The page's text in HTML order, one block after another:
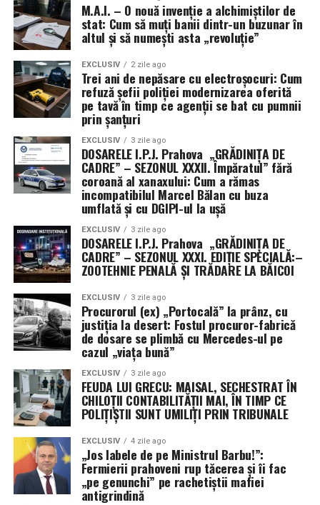
M.A.I. – O nouă invenție a alchimiștilor de
stat: Cum să muți banii dintr-un buzunar în
altul și să numești asta „revoluție”
EXCLUSIV 2 zile ago
Trei ani de nepăsare cu electroșocuri: Cum
refuză șefii poliției modernizarea oferită
pe tavă în timp ce agenții se bat cu pumnii
prin șanțuri
EXCLUSIV 3 zile ago
DOSARELE I.P.J. Prahova „GRĂDINIȚA DE
CADRE” – SEZONUL XXXII. Împăratul” fără
coroană al xanaxului: Cum a rămas
incompatibilul Marcel Bălan cu buza
umflată și cu DGIPI-ul la ușă
EXCLUSIV 3 zile ago
DOSARELE I.P.J. Prahova „GRĂDINIȚA DE
CADRE” – SEZONUL XXXI. EDIȚIE SPECIALĂ:–
ZOOTEHNIE PENALĂ ȘI TRĂDARE LA BĂICOI
EXCLUSIV 3 zile ago
Procurorul (ex) „Portocală” la prânz, cu
justiția la desert: Fostul procuror-fabrică
de dosare se plimbă cu Mercedes-ul pe
cazul „viața bună”
EXCLUSIV 3 zile ago
FEUDA LUI GRECU: MAISAL, SECHESTRAT ÎN
CHILOȚII CONTABILITĂȚII MAI, ÎN TIMP CE
POLIȚIȘTII SUNT UMILIȚI PRIN TRIBUNALE
EXCLUSIV 4 zile ago
„Jos labele de pe Ministrul Barbu!”:
Fermierii prahoveni rup tăcerea și îi fac
„pe genunchi” pe rachetiștii mafiei
antigrindină